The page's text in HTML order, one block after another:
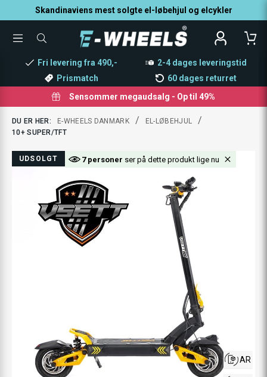
Skandinaviens mest solgte el-løbehjul og elcykler
TOGGLESØG
Fri levering fra 490,-
2-4 dages leveringstid
Prismatch
60 dages returret
Sensommer megaudsalg - Op til 49%
DU ER HER: E-WHEELS DANMARK / EL-LØBEHJUL /
10+ SUPER/TFT
UDSOLGT 7 personer ser på dette produkt lige nu
AR